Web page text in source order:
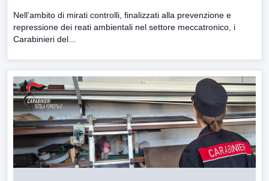
Nell’ambito di mirati controlli, finalizzati alla prevenzione e
repressione dei reati ambientali nel settore meccatronico, i
Carabinieri del...